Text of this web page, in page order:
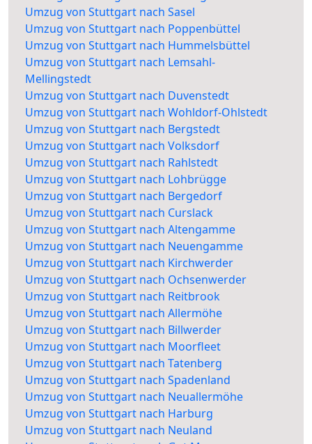
Umzug von Stuttgart nach Sasel
Umzug von Stuttgart nach Poppenbüttel
Umzug von Stuttgart nach Hummelsbüttel
Umzug von Stuttgart nach Lemsahl-
Mellingstedt
Umzug von Stuttgart nach Duvenstedt
Umzug von Stuttgart nach Wohldorf-Ohlstedt
Umzug von Stuttgart nach Bergstedt
Umzug von Stuttgart nach Volksdorf
Umzug von Stuttgart nach Rahlstedt
Umzug von Stuttgart nach Lohbrügge
Umzug von Stuttgart nach Bergedorf
Umzug von Stuttgart nach Curslack
Umzug von Stuttgart nach Altengamme
Umzug von Stuttgart nach Neuengamme
Umzug von Stuttgart nach Kirchwerder
Umzug von Stuttgart nach Ochsenwerder
Umzug von Stuttgart nach Reitbrook
Umzug von Stuttgart nach Allermöhe
Umzug von Stuttgart nach Billwerder
Umzug von Stuttgart nach Moorfleet
Umzug von Stuttgart nach Tatenberg
Umzug von Stuttgart nach Spadenland
Umzug von Stuttgart nach Neuallermöhe
Umzug von Stuttgart nach Harburg
Umzug von Stuttgart nach Neuland